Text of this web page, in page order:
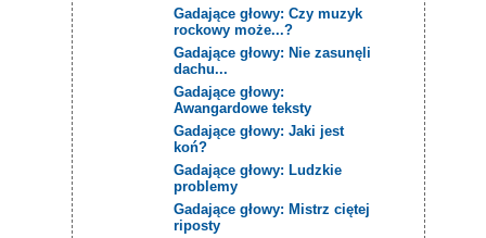
Gadające głowy: Czy muzyk
rockowy może...?
Gadające głowy: Nie zasunęli
dachu...
Gadające głowy:
Awangardowe teksty
Gadające głowy: Jaki jest
koń?
Gadające głowy: Ludzkie
problemy
Gadające głowy: Mistrz ciętej
riposty